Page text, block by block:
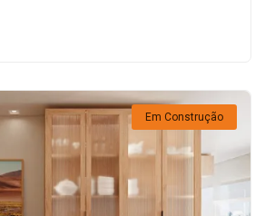
Em Construção